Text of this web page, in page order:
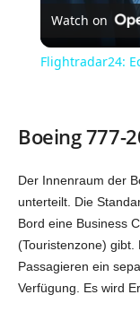
Watch on
Flightradar24:
Boeing 777-
Der Innenraum der
unterteilt. Die
Bord eine Business
(Touristenzone) gibt.
Passagieren ein
Verfügung. Es wird